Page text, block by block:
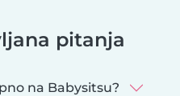
pitanja
na Babysitsu?